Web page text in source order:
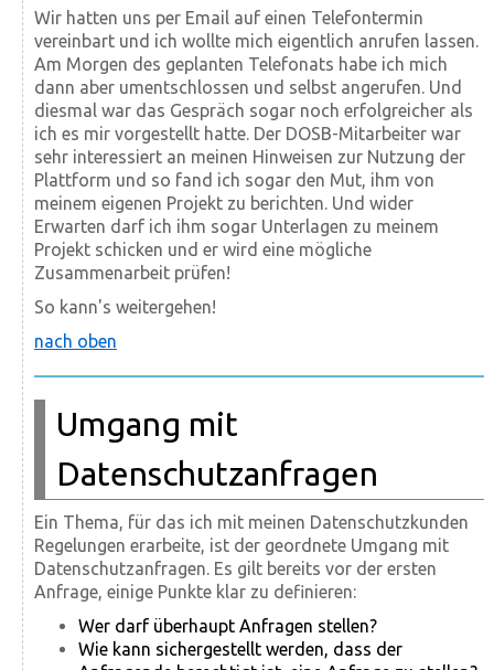
Wir hatten uns per Email auf einen Telefontermin
vereinbart und ich wollte mich eigentlich anrufen lassen.
Am Morgen des geplanten Telefonats habe ich mich
dann aber umentschlossen und selbst angerufen. Und
diesmal war das Gespräch sogar noch erfolgreicher als
ich es mir vorgestellt hatte. Der DOSB-Mitarbeiter war
sehr interessiert an meinen Hinweisen zur Nutzung der
Plattform und so fand ich sogar den Mut, ihm von
meinem eigenen Projekt zu berichten. Und wider
Erwarten darf ich ihm sogar Unterlagen zu meinem
Projekt schicken und er wird eine mögliche
Zusammenarbeit prüfen!
So kann's weitergehen!
nach oben
Umgang mit
Datenschutzanfragen
Ein Thema, für das ich mit meinen Datenschutzkunden
Regelungen erarbeite, ist der geordnete Umgang mit
Datenschutzanfragen. Es gilt bereits vor der ersten
Anfrage, einige Punkte klar zu definieren:
Wer darf überhaupt Anfragen stellen?
Wie kann sichergestellt werden, dass der